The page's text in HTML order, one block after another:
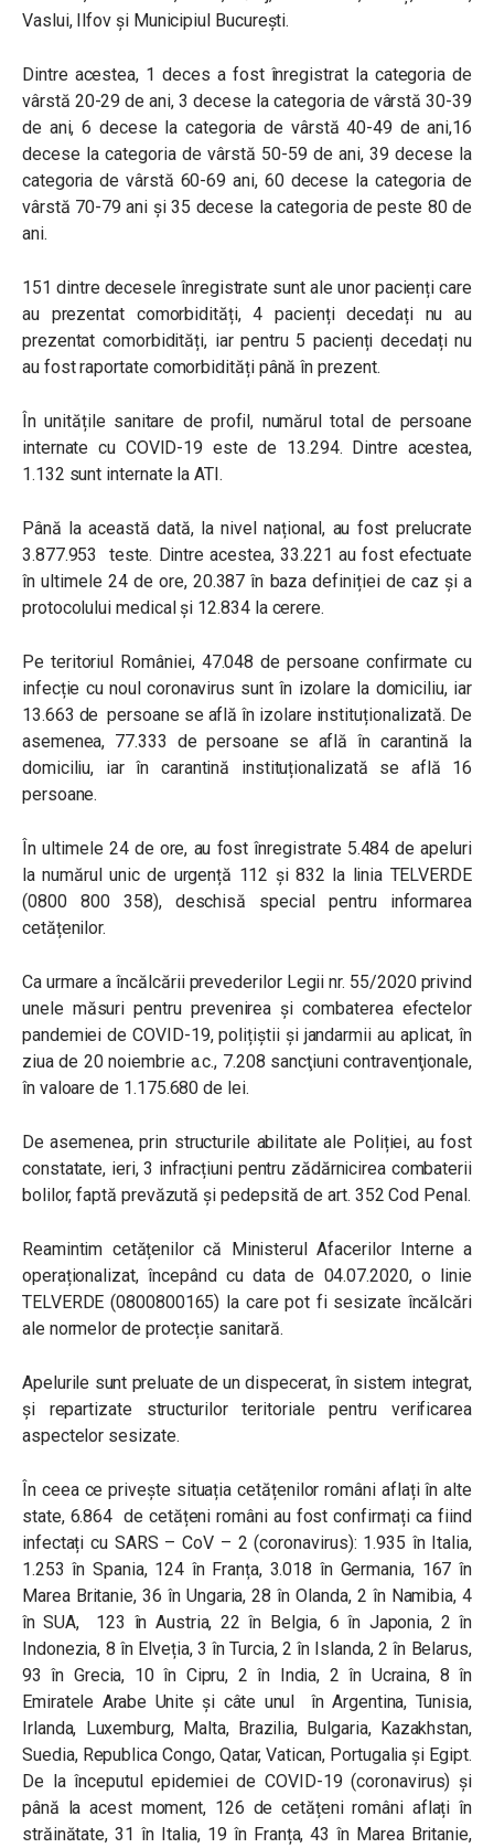
Vaslui, Ilfov și Municipiul București.
Dintre acestea, 1 deces a fost înregistrat la categoria de
vârstă 20-29 de ani, 3 decese la categoria de vârstă 30-39
de ani, 6 decese la categoria de vârstă 40-49 de ani,16
decese la categoria de vârstă 50-59 de ani, 39 decese la
categoria de vârstă 60-69 ani, 60 decese la categoria de
vârstă 70-79 ani și 35 decese la categoria de peste 80 de
ani.
151 dintre decesele înregistrate sunt ale unor pacienți care
au prezentat comorbidități, 4 pacienți decedați nu au
prezentat comorbidități, iar pentru 5 pacienți decedați nu
au fost raportate comorbidități până în prezent.
În unitățile sanitare de profil, numărul total de persoane
internate cu COVID-19 este de 13.294. Dintre acestea,
1.132 sunt internate la ATI.
Până la această dată, la nivel național, au fost prelucrate
3.877.953 teste. Dintre acestea, 33.221 au fost efectuate
în ultimele 24 de ore, 20.387 în baza definiției de caz și a
protocolului medical și 12.834 la cerere.
Pe teritoriul României, 47.048 de persoane confirmate cu
infecție cu noul coronavirus sunt în izolare la domiciliu, iar
13.663 de persoane se află în izolare instituționalizată. De
asemenea, 77.333 de persoane se află în carantină la
domiciliu, iar în carantină instituționalizată se află 16
persoane.
În ultimele 24 de ore, au fost înregistrate 5.484 de apeluri
la numărul unic de urgență 112 și 832 la linia TELVERDE
(0800 800 358), deschisă special pentru informarea
cetățenilor.
Ca urmare a încălcării prevederilor Legii nr. 55/2020 privind
unele măsuri pentru prevenirea și combaterea efectelor
pandemiei de COVID-19, polițiștii și jandarmii au aplicat, în
ziua de 20 noiembrie a.c., 7.208 sancţiuni contravenţionale,
în valoare de 1.175.680 de lei.
De asemenea, prin structurile abilitate ale Poliției, au fost
constatate, ieri, 3 infracțiuni pentru zădărnicirea combaterii
bolilor, faptă prevăzută și pedepsită de art. 352 Cod Penal.
Reamintim cetățenilor că Ministerul Afacerilor Interne a
operaționalizat, începând cu data de 04.07.2020, o linie
TELVERDE (0800800165) la care pot fi sesizate încălcări
ale normelor de protecție sanitară.
Apelurile sunt preluate de un dispecerat, în sistem integrat,
și repartizate structurilor teritoriale pentru verificarea
aspectelor sesizate.
În ceea ce privește situația cetățenilor români aflați în alte
state, 6.864 de cetățeni români au fost confirmați ca fiind
infectați cu SARS – CoV – 2 (coronavirus): 1.935 în Italia,
1.253 în Spania, 124 în Franța, 3.018 în Germania, 167 în
Marea Britanie, 36 în Ungaria, 28 în Olanda, 2 în Namibia, 4
în SUA, 123 în Austria, 22 în Belgia, 6 în Japonia, 2 în
Indonezia, 8 în Elveția, 3 în Turcia, 2 în Islanda, 2 în Belarus,
93 în Grecia, 10 în Cipru, 2 în India, 2 în Ucraina, 8 în
Emiratele Arabe Unite și câte unul în Argentina, Tunisia,
Irlanda, Luxemburg, Malta, Brazilia, Bulgaria, Kazakhstan,
Suedia, Republica Congo, Qatar, Vatican, Portugalia și Egipt.
De la începutul epidemiei de COVID-19 (coronavirus) și
până la acest moment, 126 de cetățeni români aflați în
străinătate, 31 în Italia, 19 în Franța, 43 în Marea Britanie,